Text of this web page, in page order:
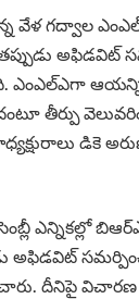
వేళ గద్వాల
తప్పుడు
ఎంఎల్‌ఎగా ఆయన్ని
తీర్పు
డికె
ఎన్నికల్లో
అఫిడవిట్
దీనిపై విచారణ